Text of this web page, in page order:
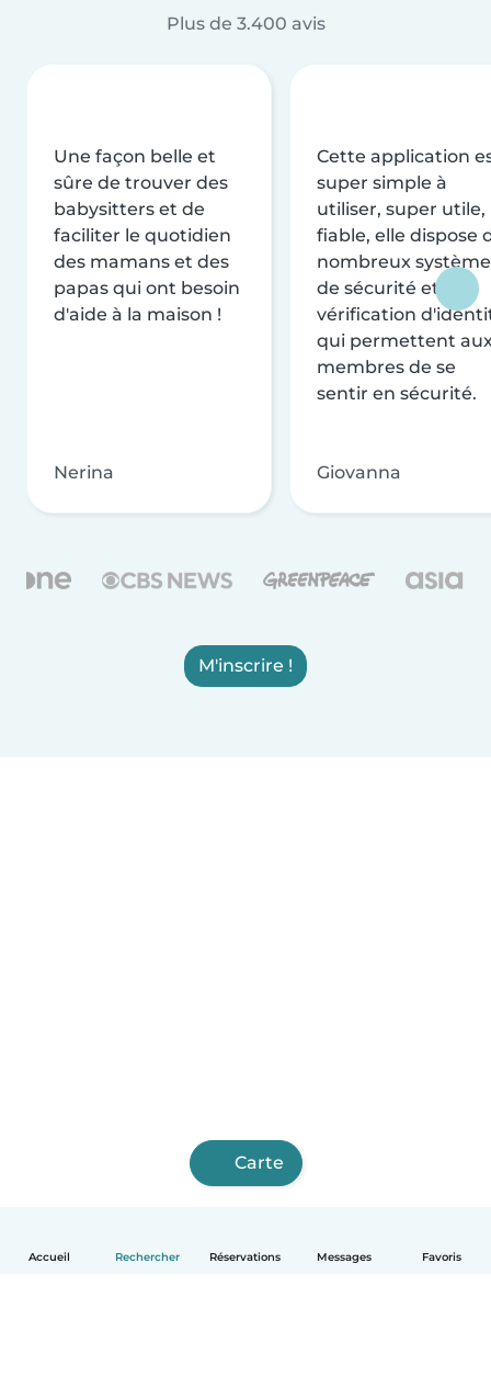
Accueil Rechercher Réservations Messages Favoris
Plus de 3.400 avis
Une façon belle et
sûre de trouver des
babysitters et de
faciliter le quotidien
des mamans et des
papas qui ont besoin
d'aide à la maison !
Nerina
Cette application
super simple à
utiliser, super utile,
fiable, elle dispose
nombreux
de sécurité et de
vérification
qui permettent
membres de se
sentir en sécurité.
Giovanna
M'inscrire !
Carte